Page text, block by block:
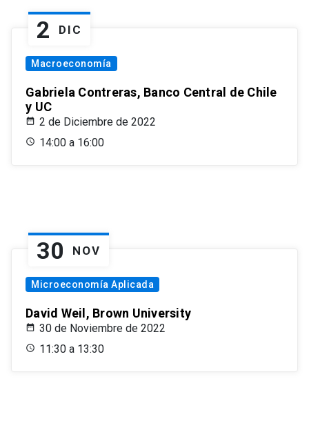
2 DIC
Macroeconomía
Gabriela Contreras, Banco Central de Chile
y UC
2 de Diciembre de 2022
14:00 a 16:00
30 NOV
Microeconomía Aplicada
David Weil, Brown University
30 de Noviembre de 2022
11:30 a 13:30